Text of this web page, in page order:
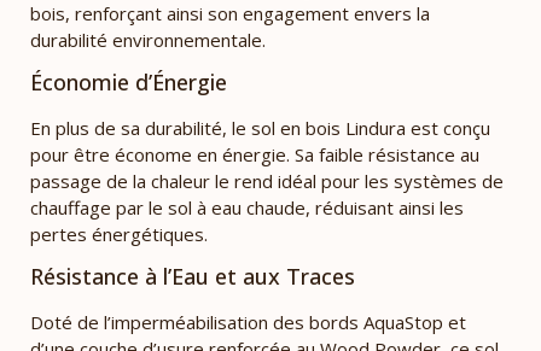
bois, renforçant ainsi son engagement envers la
durabilité environnementale.
Économie d’Énergie
En plus de sa durabilité, le sol en bois Lindura est conçu
pour être économe en énergie. Sa faible résistance au
passage de la chaleur le rend idéal pour les systèmes de
chauffage par le sol à eau chaude, réduisant ainsi les
pertes énergétiques.
Résistance à l’Eau et aux Traces
Doté de l’imperméabilisation des bords AquaStop et